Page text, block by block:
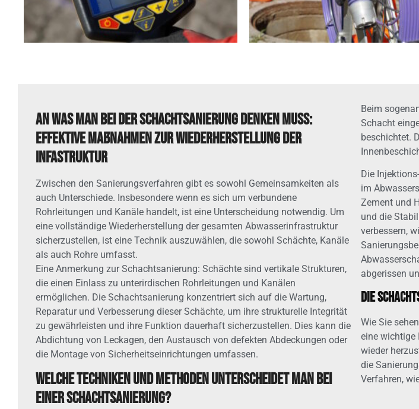
An was man bei der Schachtsanierung denken muss:
Effektive Maßnahmen zur Wiederherstellung der
Infastruktur
Zwischen den Sanierungsverfahren gibt es sowohl Gemeinsamkeiten als
auch Unterschiede. Insbesondere wenn es sich um verbundene
Rohrleitungen und Kanäle handelt, ist eine Unterscheidung notwendig. Um
eine vollständige Wiederherstellung der gesamten Abwasserinfrastruktur
sicherzustellen, ist eine Technik auszuwählen, die sowohl Schächte, Kanäle
als auch Rohre umfasst.
Eine Anmerkung zur Schachtsanierung: Schächte sind vertikale Strukturen,
die einen Einlass zu unterirdischen Rohrleitungen und Kanälen
ermöglichen. Die Schachtsanierung konzentriert sich auf die Wartung,
Reparatur und Verbesserung dieser Schächte, um ihre strukturelle Integrität
zu gewährleisten und ihre Funktion dauerhaft sicherzustellen. Dies kann die
Abdichtung von Leckagen, den Austausch von defekten Abdeckungen oder
die Montage von Sicherheitseinrichtungen umfassen.
Welche Techniken und Methoden unterscheidet man bei
einer Schachtsanierung?
Beim
Schacht
beschichtet.
Die
im
Zement und
und die
verbessern,
abgerissen
Die
Wie Sie
eine wichtige
wieder
die
Verfahren,